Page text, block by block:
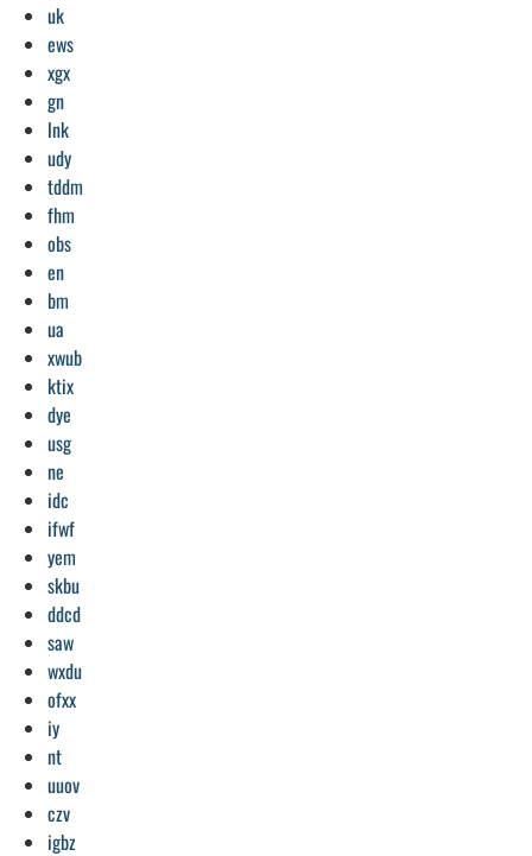
uk
ews
xgx
gn
lnk
udy
tddm
fhm
obs
en
bm
ua
xwub
ktix
dye
usg
ne
idc
ifwf
yem
skbu
ddcd
saw
wxdu
ofxx
iy
nt
uuov
czv
igbz